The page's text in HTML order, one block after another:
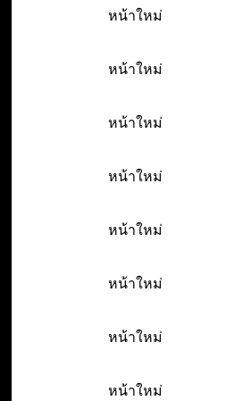
หน้าใหม่
หน้าใหม่
หน้าใหม่
หน้าใหม่
หน้าใหม่
หน้าใหม่
หน้าใหม่
หน้าใหม่